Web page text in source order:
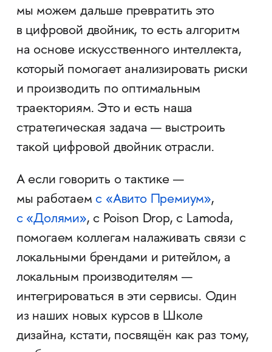
мы можем дальше превратить это
в цифровой двойник, то есть алгоритм
на основе искусственного интеллекта,
который помогает анализировать риски
и производить по оптимальным
траекториям. Это и есть наша
стратегическая задача — выстроить
такой цифровой двойник отрасли.
А если говорить о тактике —
мы работаем с «Авито Премиум»,
с «Долями», с Poison Drop, с Lamoda,
помогаем коллегам налаживать связи с
локальными брендами и ритейлом, а
локальным производителям —
интегрироваться в эти сервисы. Один
из наших новых курсов в Школе
дизайна, кстати, посвящён как раз тому,